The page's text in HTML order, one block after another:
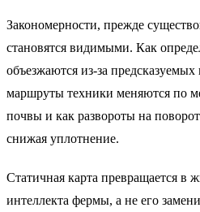
Закономерности, прежде
становятся видимыми. Как
объезжаются из-за предсказуемых
маршруты техники меняются по
почвы и как развороты на
снижая уплотнение.
Статичная карта превращается
интеллекта фермы, а не его